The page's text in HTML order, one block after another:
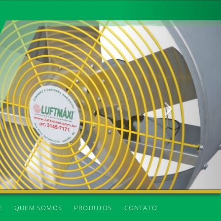
QUEM SOMOS PRODUTOS CONTATO